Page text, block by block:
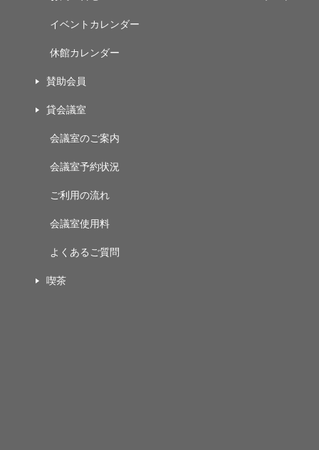
イベントカレンダー
休館カレンダー
賛助会員
貸会議室
会議室のご案内
会議室予約状況
ご利用の流れ
会議室使用料
よくあるご質問
喫茶